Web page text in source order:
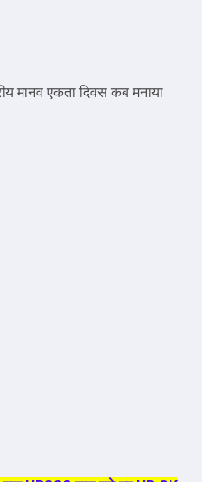
मानव एकता दिवस कब मनाया